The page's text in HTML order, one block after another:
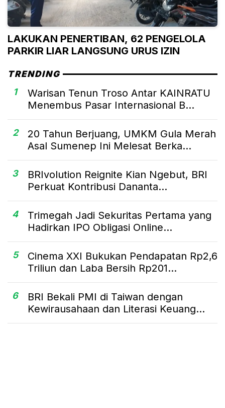
LAKUKAN PENERTIBAN, 62 PENGELOLA
PARKIR LIAR LANGSUNG URUS IZIN
TRENDING
1
Warisan Tenun Troso Antar KAINRATU
Menembus Pasar Internasional B...
2
20 Tahun Berjuang, UMKM Gula Merah
Asal Sumenep Ini Melesat Berka...
3
BRIvolution Reignite Kian Ngebut, BRI
Perkuat Kontribusi Dananta...
4
Trimegah Jadi Sekuritas Pertama yang
Hadirkan IPO Obligasi Online...
5
Cinema XXI Bukukan Pendapatan Rp2,6
Triliun dan Laba Bersih Rp201...
6
BRI Bekali PMI di Taiwan dengan
Kewirausahaan dan Literasi Keuang...